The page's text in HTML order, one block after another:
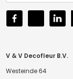
V & V Decofleur B.V.
Westeinde 64